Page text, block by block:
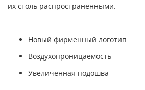
их столь распространенными.
Новый фирменный логотип
Воздухопроницаемость
Увеличенная подошва